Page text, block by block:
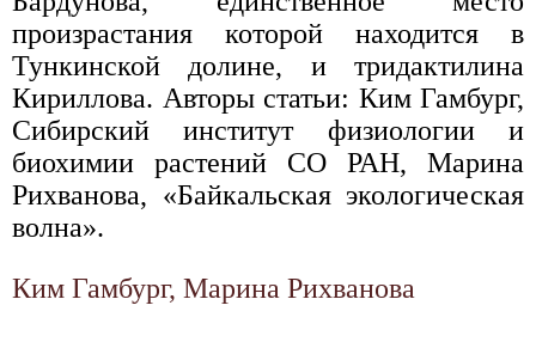
произрастания которой находится в
Тункинской долине, и тридактилина
Кириллова. Авторы статьи: Ким Гамбург,
Сибирский институт физиологии и
биохимии растений СО РАН, Марина
Рихванова, «Байкальская экологическая
волна».
Ким Гамбург, Марина Рихванова